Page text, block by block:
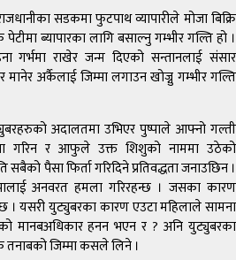
सडकमा फुटपाथ व्यापारीले मोजा बिक्रि
ब्यापारका लागि बसाल्नु गम्भीर गल्ति हो ।
गर्भमा राखेर जन्म दिएको सन्तानलाई संसार
मानेर अर्कैलाई जिम्मा लगाउन खोज्नु गम्भीर गल्ति
अदालतमा उभिएर पुष्पाले आफ्नो गल्ती
गरिन र आफुले उक्त शिशुको नाममा उठेको
पैसा फिर्ता गरिदिने प्रतिवद्धता जनाउछिन ।
अनवरत हमला गरिरहन्छ । जसका कारण
। यसरी युट्युबरका कारण एउटा महिलाले सामना
मानबअधिकार हनन भएन र ? अनि युट्युबरका
तनाबको जिम्मा कसले लिने ।